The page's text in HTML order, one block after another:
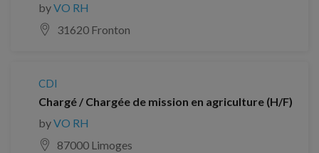
byVO RH
31620 Fronton
CDI
Chargé / Chargée de mission en agriculture (H/F)
byVO RH
87000 Limoges